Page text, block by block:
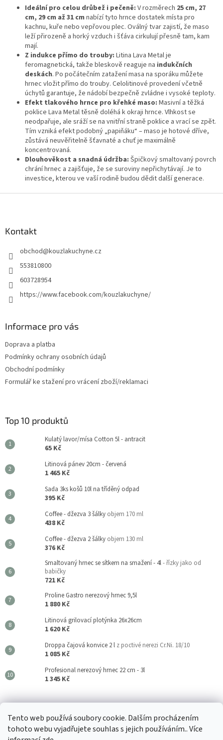
Tento web používá soubory cookie. Dalším procházením
tohoto webu vyjadřujete souhlas s jejich používáním.. Více
í
p
r
v
y
v
ý
p
i
s
u
Ideální pro celou drůbež i pečeně: V rozměrech 25 cm, 27
cm, 29 cm až 31 cm nabízí tyto hrnce dostatek místa pro
kachnu, kuře nebo vepřovou plec. Oválný tvar zajistí, že maso
leží přirozeně a horký vzduch i šťáva cirkulují přesně tam, kam
mají.
Z indukce přímo do trouby: Litina Lava Metal je
feromagnetická, takže bleskově reaguje na indukčních
deskách. Po počátečním zatažení masa na sporáku můžete
hrnec vložit přímo do trouby. Celolitinové provedení včetně
úchytů garantuje, že nádobí bezpečně zvládne i vysoké teploty.
Efekt tlakového hrnce pro křehké maso: Masivní a těžká
poklice Lava Metal těsně doléhá k okraji hrnce. Vlhkost se
neodpařuje, ale sráží se na vnitřní straně poklice a vrací se zpět.
Tím vzniká efekt podobný „papiňáku“ – maso je hotové dříve,
zůstává neuvěřitelně šťavnaté a chuť je maximálně
koncentrovaná.
Dlouhověkost a snadná údržba: Špičkový smaltovaný povrch
chrání hrnec a zajišťuje, že se suroviny nepřichytávají. Je to
investice, kterou ve vaší rodině budou dědit další generace.
Kontakt
obchod@kouzlakuchyne.cz
553810800
603728954
https://www.facebook.com/kouzlakuchyne/
Informace pro vás
Doprava a platba
Podmínky ochrany osobních údajů
Obchodní podmínky
Formulář ke stažení pro vrácení zboží/reklamaci
Top 10 produktů
Kulatý lavor/mísa Cotton 5l - antracit
65 Kč
Litinová pánev 20cm - červená
1 465 Kč
Sada 3ks košů 10l na tříděný odpad
395 Kč
Coffee - džezva 3 šálky objem 170 ml
438 Kč
Coffee - džezva 2 šálky objem 130 ml
376 Kč
Smaltovaný hrnec se sítkem na smažení - 4l- řízky jako od
babičky
721 Kč
Proline Gastro nerezový hrnec 9,5l
1 880 Kč
Litinová grilovací plotýnka 26x26cm
1 620 Kč
Droppa čajová konvice 2 l z poctivé nerezi Cr.Ni. 18/10
1 085 Kč
Profesional nerezový hrnec 22 cm - 3l
1 345 Kč